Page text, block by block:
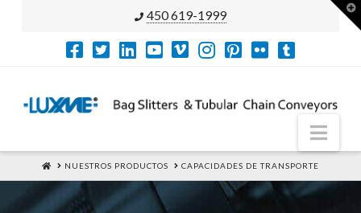
450 619-1999
HOMENUESTROS PRODUCTOS CAPACIDADES DE TRANSPORTE